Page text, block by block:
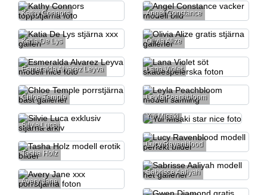
Kathy Connors Angel Constance
Katia De Lys Olivia Alize
Esmeralda Alvarez Leyva Lana Violet
Chloe Temple Leyla Peachbloom
Silvie Luca
Yui Misaki
Lucy Ravenblood
Tasha Holz
Sabrisse Aaliyah
Avery Jane